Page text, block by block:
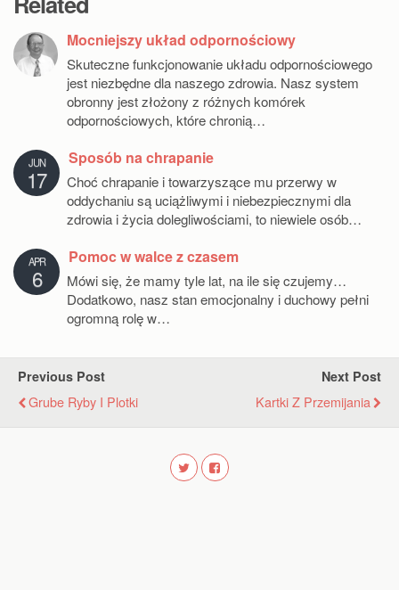
Mocniejszy układ odpornościowy
Skuteczne funkcjonowanie układu odpornościowego
jest niezbędne dla naszego zdrowia. Nasz system
obronny jest złożony z różnych komórek
odpornościowych, które chronią…
JUN
17
Sposób na chrapanie
Choć chrapanie i towarzyszące mu przerwy w
oddychaniu są uciążliwymi i niebezpiecznymi dla
zdrowia i życia dolegliwościami, to niewiele osób…
APR
6
Pomoc w walce z czasem
Mówi się, że mamy tyle lat, na ile się czujemy…
Dodatkowo, nasz stan emocjonalny i duchowy pełni
ogromną rolę w…
Previous Post
Grube Ryby I Plotki
Next Post
Kartki Z Przemijania